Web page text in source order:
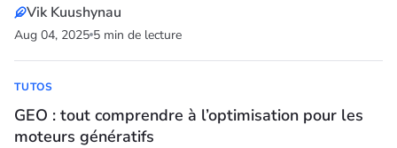
Vik Kuushynau
Aug 04, 2025 5 min de lecture
TUTOS
GEO : tout comprendre à l’optimisation pour les
moteurs génératifs